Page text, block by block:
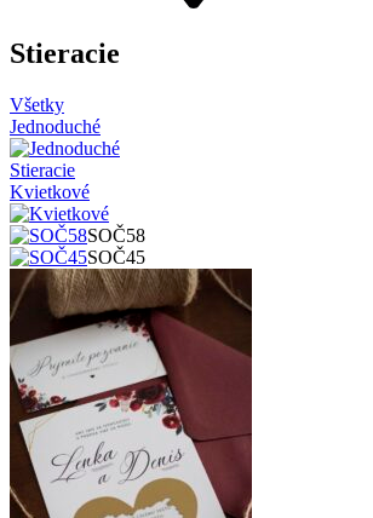
Stieracie
Všetky
Jednoduché
Stieracie
Kvietkové
SOČ58
SOČ45